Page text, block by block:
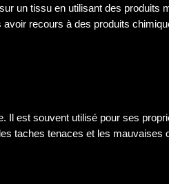
un tissu en utilisant des produits
recours à des produits
Il est souvent utilisé pour ses
taches tenaces et les mauvaises